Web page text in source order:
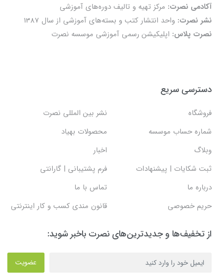
آکادمی نصرت: مرکز تهیه و تالیف دوره‌های آموزشی
نشر نصرت: واحد انتشار کتب و بسته‌های آموزشی از سال 1387
نصرت پلاس: اپلیکیشن رسمی آموزشی موسسه نصرت
دسترسی سریع
فروشگاه
نشر بین المللی نصرت
شماره حساب موسسه
محصولات بهیاد
وبلاگ
اخبار
ثبت شکایات | پیشنهادات
فرم پشتیبانی | گارانتی
درباره ما
تماس با ما
حریم خصوصی
قانون مندی کسب و کار اینترنتی
از تخفیف‌ها و جدیدترین‌های نصرت باخبر شوید:
عضویت